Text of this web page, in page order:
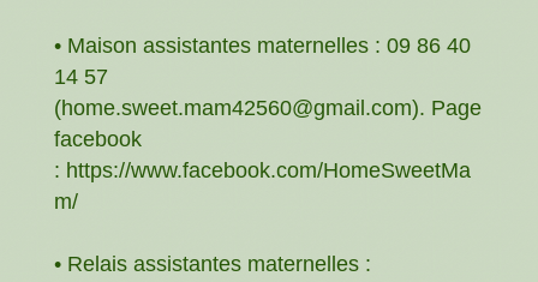
• Maison assistantes maternelles : 09 86 40
14 57
(home.sweet.mam42560@gmail.com). Page
facebook
: https://www.facebook.com/HomeSweetMa
m/
• Relais assistantes maternelles :